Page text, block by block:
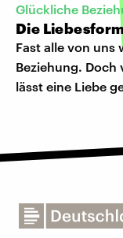
Glückliche
Die
Fast alle von uns
Beziehung. Doch
lässt eine Liebe